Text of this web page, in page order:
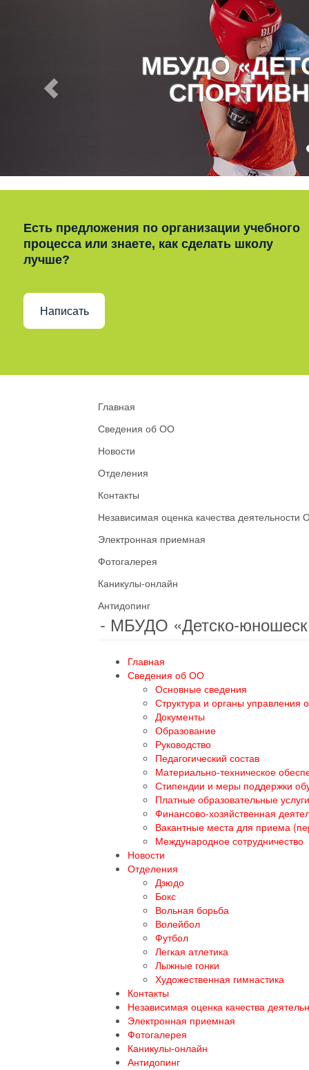
МБУДО
Есть предложения по организации учебного
процесса или знаете, как сделать школу
лучше?
Написать
Главная
Сведения об ОО
Новости
Отделения
Контакты
Независимая оценка качества деятельности
Электронная приемная
Фотогалерея
Каникулы-онлайн
Антидопинг
- МБУДО «Детско-
Главная
Сведения об ОО
Основные сведения
Структура и органы управления
Документы
Образование
Руководство
Педагогический состав
Материально-техническое
Стипендии и меры поддержки
Платные образовательные услуги
Финансово-хозяйственная
Вакантные места для приема
Международное сотрудничество
Новости
Отделения
Дзюдо
Бокс
Вольная борьба
Волейбол
Футбол
Легкая атлетика
Лыжные гонки
Художественная гимнастика
Контакты
Независимая оценка качества
Электронная приемная
Фотогалерея
Каникулы-онлайн
Антидопинг